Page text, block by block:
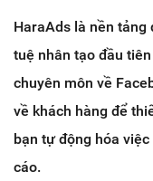
HaraAds là nền
tuệ nhân tạo đầu
chuyên môn về
về khách hàng để
bạn tự động hóa việc
cáo.